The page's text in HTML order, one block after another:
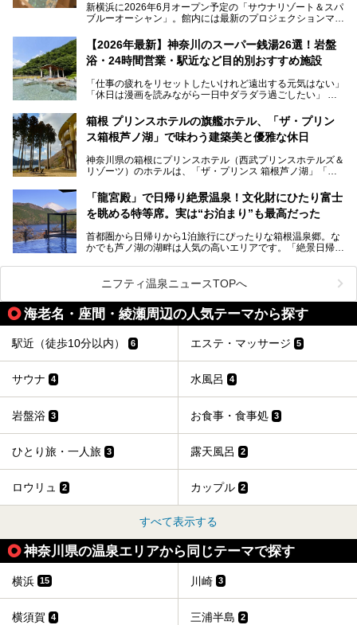
新横浜に2026年6月オープン予定の「サウナリゾート＆スパ
ブルーオーシャン」。館内には最新のプロジェクションマッ
的な“没入感（イマーシブ）”を体験できます。
今回は、そんな大注目の施設に一足先にお邪魔し、その全貌
を見学させていただきました！
サウナ室の中に咲き誇る桜、魚たちが泳ぐ水風呂、そしてバ
リのビーチを思わせる休憩スペース…。驚きの連続だった館
内の様子をレポートします！
【2026年最新】神奈川のスーパー銭湯26選！岩盤
浴・24時間営業・駅近など目的別おすすめ施設
「仕事の疲れをリセットしたいけれど遠出する元気はない」
「休日は漫画を読みながら一日中ダラダラ過ごしたい」
たい」
そんな「癒やされたい」という願いを叶えてくれるのが、神
神奈川県には、サウナや岩盤浴、一日中遊べるエンタメ施設
など、“非日常”を味わえるスーパー銭湯が数多く揃っていま
う」という人も多いはず。
そこで今回は、神奈川県内の人気施設26選を「安さ」「岩
業」「駅近」など、目的別に厳選して紹介します。
今の気分にぴったりの施設を見つけて、最高のリフレッシュ
箱根 プリンスホテルの旗艦ホテル、「ザ・プリン
ス箱根芦ノ湖」で味わう建築美と優雅な休日
神奈川県の箱根にプリンスホテル（西武プリンスホテルズ＆
リゾーツ）のホテルは、「ザ・プリンス 箱根芦ノ湖」「芦
「箱根仙石原プリンスホテル」と4軒あり、今回ご紹介する
「ザ・プリンス 箱根芦ノ湖」は、その中でもフラッグシッ
プ（旗艦）に位置づけられる特別なホテルです。
昭和の日本を代表する建築家の一人、村野藤吾が芦ノ湖の畔
に建てた桃源郷のようなホテルがここ。自家源泉の温泉や、
提供元：株式会社西武・プリンスホテルズワールドワイド
【PR】
この記事はザ・プリンス 箱根芦ノ湖のPR記事です。
「龍宮殿」で日帰り絶景温泉！文化財にひたり富士
を眺める特等席。実は“お泊まり”も最高だった
首都圏から日帰りから1泊旅行にぴったりな箱根温泉郷。な
かでも芦ノ湖の湖畔は人気の高いエリアです。「絶景日帰り
が楽しめるまさに眺望自慢の日帰り温泉。
そしてここは全24室の「箱根 芦ノ湖畔蛸川温泉 龍宮殿」と
して宿泊もできます。宿泊者は「龍宮殿本館」の営業時間に
加えて、朝6時からの宿泊者専用時間帯にも「龍宮殿本館」
のお風呂が利用できます。
今回は日帰り温泉としての「絶景日帰り温泉 龍宮殿本館
（以下、龍宮殿本館）」と、旅館としての「箱根 芦ノ湖畔
提供元：株式会社西武・プリンスホテルズワールドワイド
【PR】
この記事は箱根 芦ノ湖畔蛸川温泉 龍宮殿のPR記事です。
ニフティ温泉ニュースTOPへ
海老名・座間・綾瀬周辺の人気テーマから探す
駅近（徒歩10分以内） 6 エステ・マッサージ 5
サウナ 4 水風呂 4
岩盤浴 3 お食事・食事処 3
ひとり旅・一人旅 3 露天風呂 2
ロウリュ 2 カップル 2
すべて表示する
神奈川県の温泉エリアから同じテーマで探す
横浜 15 川崎 3
横須賀 4 三浦半島 2